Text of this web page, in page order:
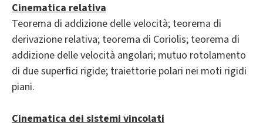
Cinematica relativa
Teorema di addizione delle velocità; teorema di
derivazione relativa; teorema di Coriolis; teorema di
addizione delle velocità angolari; mutuo rotolamento
di due superfici rigide; traiettorie polari nei moti rigidi
piani.
Cinematica dei sistemi vincolati